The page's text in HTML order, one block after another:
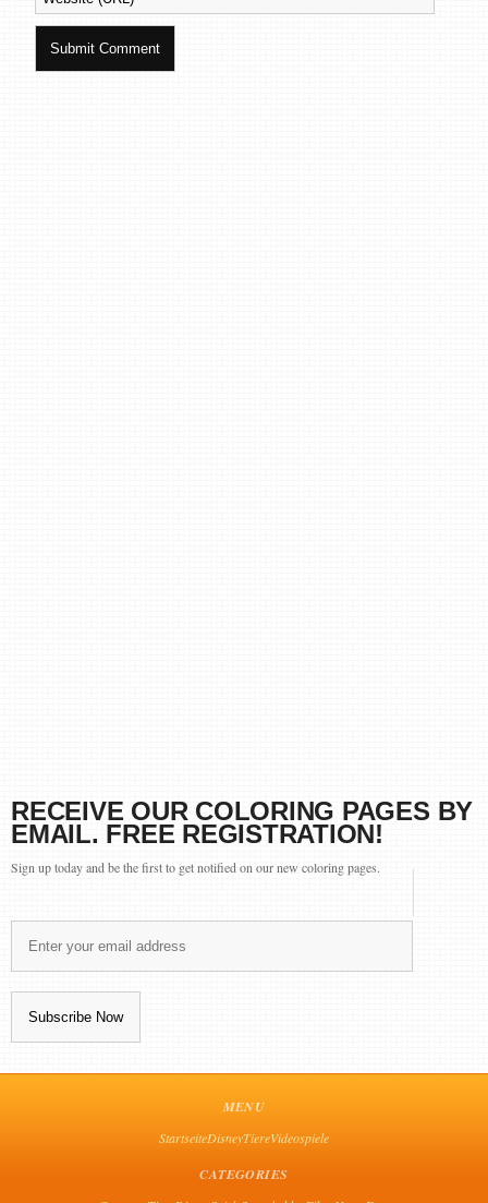
RECEIVE OUR COLORING PAGES BY
EMAIL. FREE REGISTRATION!
Sign up today and be the first to get notified on our new coloring pages.
MENU
StartseiteDisneyTiereVideospiele
CATEGORIES